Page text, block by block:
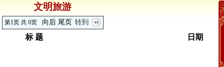
文明旅游
第1页 共 0页 向后 尾页 转到
标 题 日期